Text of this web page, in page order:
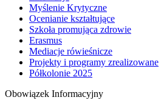
Myślenie Krytyczne
Ocenianie kształtujące
Szkoła promująca zdrowie
Erasmus
Mediacje rówieśnicze
Projekty i programy zrealizowane
Półkolonie 2025
Obowiązek Informacyjny